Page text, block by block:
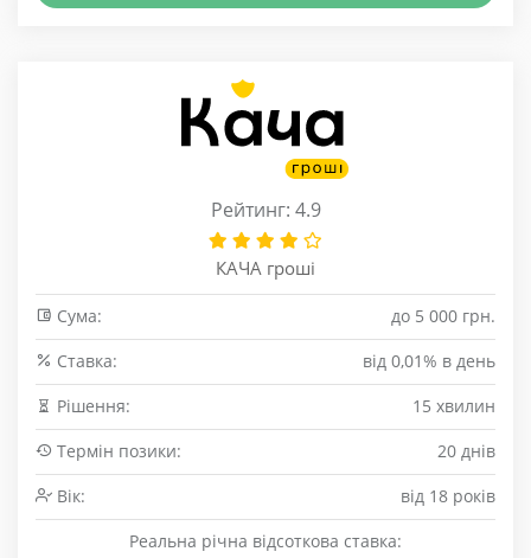
Рейтинг: 4.9
КАЧА гроші
Сума:
до 5 000 грн.
Cтавка:
від 0,01% в день
Рішення:
15 хвилин
Термін позики:
20 днів
Вік:
від 18 років
Реальна річна відсоткова ставка: